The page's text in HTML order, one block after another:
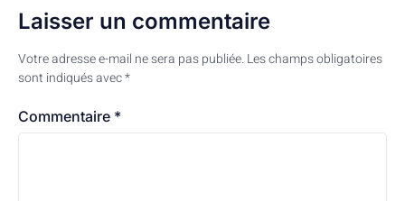
Laisser un commentaire
Votre adresse e-mail ne sera pas publiée.Les champs obligatoires
sont indiqués avec*
Commentaire *